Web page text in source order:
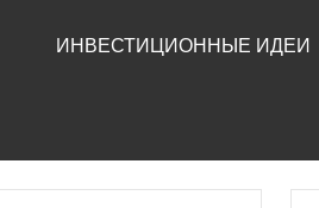
ИНВЕСТИЦИОННЫЕ ИДЕИ